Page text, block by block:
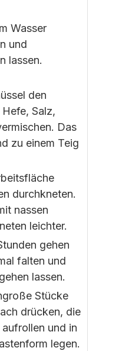
Wasser
und
lassen.
den
Salz,
Das
zu einem Teig
durchkneten.
nassen
leichter.
gehen
falten und
lassen.
Stücke
drücken, die
und in
legen.